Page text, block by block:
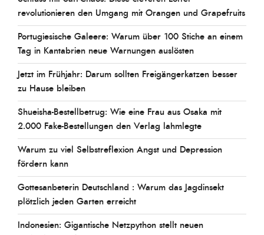
revolutionieren den Umgang mit Orangen und Grapefruits
Portugiesische Galeere: Warum über 100 Stiche an einem
Tag in Kantabrien neue Warnungen auslösten
Jetzt im Frühjahr: Darum sollten Freigängerkatzen besser
zu Hause bleiben
Shueisha-Bestellbetrug: Wie eine Frau aus Osaka mit
2.000 Fake-Bestellungen den Verlag lahmlegte
Warum zu viel Selbstreflexion Angst und Depression
fördern kann
Gottesanbeterin Deutschland : Warum das Jagdinsekt
plötzlich jeden Garten erreicht
Indonesien: Gigantische Netzpython stellt neuen